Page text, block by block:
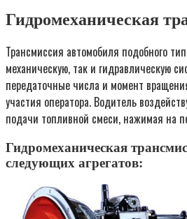
Гидромеханическая
Трансмиссия автомобиля подобного
механическую, так и гидравлическую
передаточные числа и момент
участия оператора. Водитель
подачи топливной смеси, нажимая на
Гидромеханическая
следующих агрегатов: